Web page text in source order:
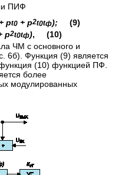
ПИФ
pt0+ p2t0tф); (9)
p2t0tф), (10)
ЧМ с основного и
6б). Функция (9) является
(10) функцией ПФ.
более
модулированных